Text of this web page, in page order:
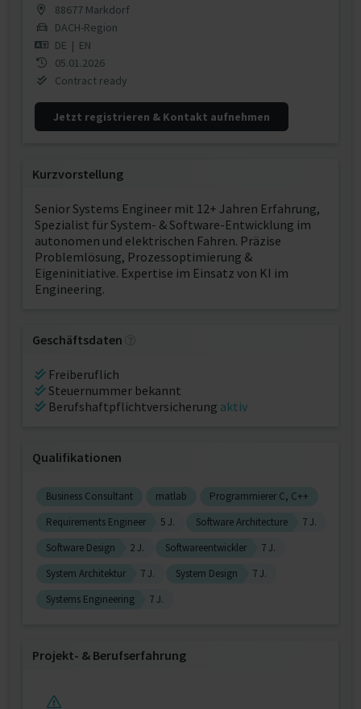
88677 Markdorf
DACH-Region
DE | EN
05.01.2026
Contract ready
Jetzt registrieren & Kontakt aufnehmen
Kurzvorstellung
Senior Systems Engineer mit 12+ Jahren Erfahrung,
Spezialist für System- & Software-Entwicklung im
autonomen und elektrischen Fahren. Präzise
Problemlösung, Prozessoptimierung &
Eigeninitiative. Expertise im Einsatz von KI im
Engineering.
Geschäftsdaten
Freiberuflich
Steuernummer bekannt
Berufshaftpflichtversicherung aktiv
Qualifikationen
Business Consultant matlab
Programmierer C, C++
Requirements Engineer
5 J. Software Architecture
7 J.
Software Design
2 J. Softwareentwickler
7 J.
System Architektur
7 J. System Design
7 J.
Systems Engineering
7 J.
Projekt‐ & Berufserfahrung